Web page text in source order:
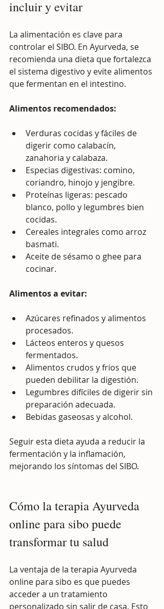
incluir y evitar
La alimentación es clave para
controlar el SIBO. En Ayurveda, se
recomienda una dieta que fortalezca
el sistema digestivo y evite alimentos
que fermentan en el intestino.
Alimentos recomendados:
Verduras cocidas y fáciles de
digerir como calabacín,
zanahoria y calabaza.
Especias digestivas: comino,
coriandro, hinojo y jengibre.
Proteínas ligeras: pescado
blanco, pollo y legumbres bien
cocidas.
Cereales integrales como arroz
basmati.
Aceite de sésamo o ghee para
cocinar.
Alimentos a evitar:
Azúcares refinados y alimentos
procesados.
Lácteos enteros y quesos
fermentados.
Alimentos crudos y fríos que
pueden debilitar la digestión.
Legumbres difíciles de digerir sin
preparación adecuada.
Bebidas gaseosas y alcohol.
Seguir esta dieta ayuda a reducir la
fermentación y la inflamación,
mejorando los síntomas del SIBO.
Cómo la terapia Ayurveda
online para sibo puede
transformar tu salud
La ventaja de la terapia Ayurveda
online para sibo es que puedes
acceder a un tratamiento
personalizado sin salir de casa. Esto